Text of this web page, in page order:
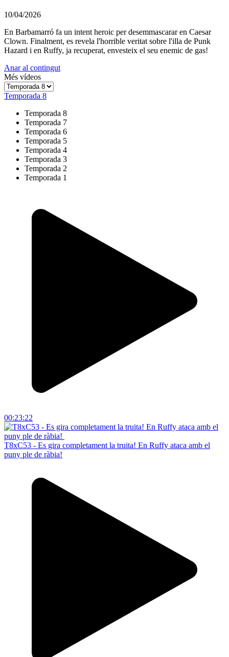
10/04/2026
En Barbamarró fa un intent heroic per desemmascarar en Caesar
Clown. Finalment, es revela l'horrible veritat sobre l'illa de Punk
Hazard i en Ruffy, ja recuperat, envesteix el seu enemic de gas!
Anar al contingut
Més vídeos
Temporada 8
Temporada 8
Temporada 7
Temporada 6
Temporada 5
Temporada 4
Temporada 3
Temporada 2
Temporada 1
00:23:22
T8xC53 - Es gira completament la truita! En Ruffy ataca amb el
puny ple de ràbia!